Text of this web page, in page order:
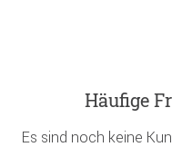
Häufige
Es sind noch keine